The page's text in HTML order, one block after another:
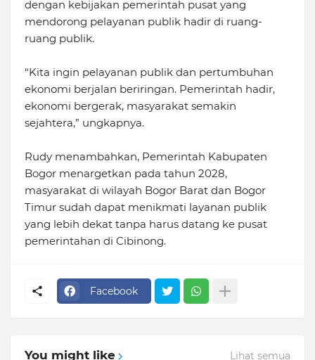
dengan kebijakan pemerintah pusat yang
mendorong pelayanan publik hadir di ruang-
ruang publik.
“Kita ingin pelayanan publik dan pertumbuhan
ekonomi berjalan beriringan. Pemerintah hadir,
ekonomi bergerak, masyarakat semakin
sejahtera,” ungkapnya.
Rudy menambahkan, Pemerintah Kabupaten
Bogor menargetkan pada tahun 2028,
masyarakat di wilayah Bogor Barat dan Bogor
Timur sudah dapat menikmati layanan publik
yang lebih dekat tanpa harus datang ke pusat
pemerintahan di Cibinong.
Facebook
You might like Lihat semua